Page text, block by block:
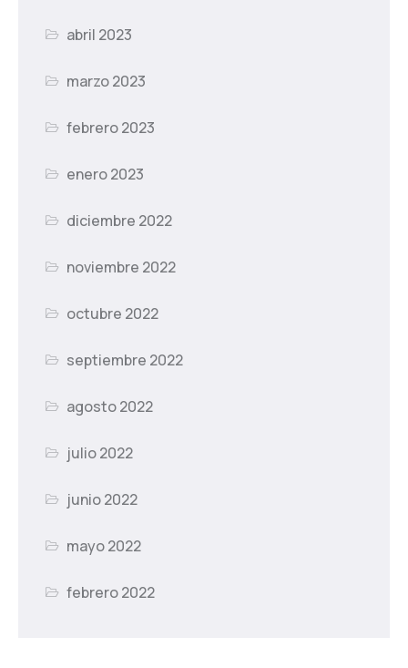
abril 2023
marzo 2023
febrero 2023
enero 2023
diciembre 2022
noviembre 2022
octubre 2022
septiembre 2022
agosto 2022
julio 2022
junio 2022
mayo 2022
febrero 2022